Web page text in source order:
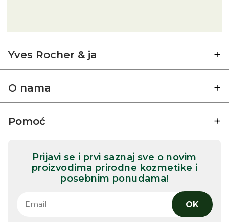
Yves Rocher & ja
O nama
Pomoć
Prijavi se i prvi saznaj sve o novim
proizvodima prirodne kozmetike i
posebnim ponudama!
OK